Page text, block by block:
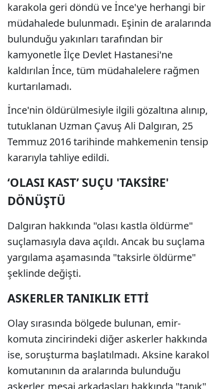
karakola geri döndü ve İnce'ye herhangi bir
müdahalede bulunmadı. Eşinin de aralarında
bulunduğu yakınları tarafından bir
kamyonetle İlçe Devlet Hastanesi'ne
kaldırılan İnce, tüm müdahalelere rağmen
kurtarılamadı.
İnce'nin öldürülmesiyle ilgili gözaltına alınıp,
tutuklanan Uzman Çavuş Ali Dalgıran, 25
Temmuz 2016 tarihinde mahkemenin tensip
kararıyla tahliye edildi.
‘OLASI KAST’ SUÇU 'TAKSİRE'
DÖNÜŞTÜ
Dalgıran hakkında "olası kastla öldürme"
suçlamasıyla dava açıldı. Ancak bu suçlama
yargılama aşamasında "taksirle öldürme"
şeklinde değişti.
ASKERLER TANIKLIK ETTİ
Olay sırasında bölgede bulunan, emir-
komuta zincirindeki diğer askerler hakkında
ise, soruşturma başlatılmadı. Aksine karakol
komutanının da aralarında bulunduğu
askerler, mesai arkadaşları hakkında "tanık"